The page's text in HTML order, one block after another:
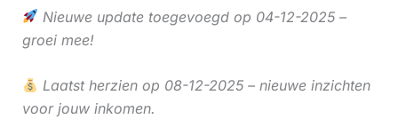
Nieuwe update toegevoegd op 04-12-2025 –
groei mee!
Laatst herzien op 08-12-2025 – nieuwe inzichten
voor jouw inkomen.